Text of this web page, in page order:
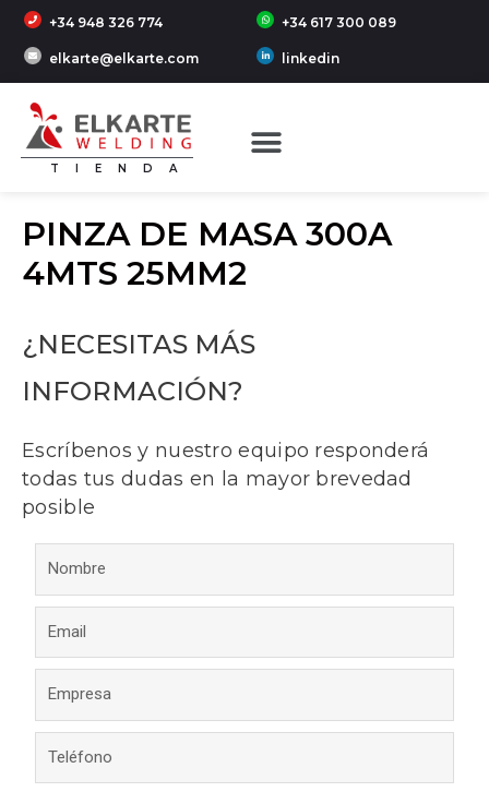
+34 948 326 774 +34 617 300 089
elkarte@elkarte.com linkedin
TIENDA
PINZA DE MASA 300A
4MTS 25MM2
¿NECESITAS MÁS
INFORMACIÓN?
Escríbenos y nuestro equipo responderá
todas tus dudas en la mayor brevedad
posible